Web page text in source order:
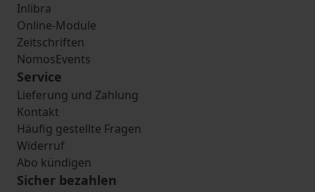
Inlibra
Online-Module
Zeitschriften
NomosEvents
Service
Lieferung und Zahlung
Kontakt
Häufig gestellte Fragen
Widerruf
Abo kündigen
Sicher bezahlen